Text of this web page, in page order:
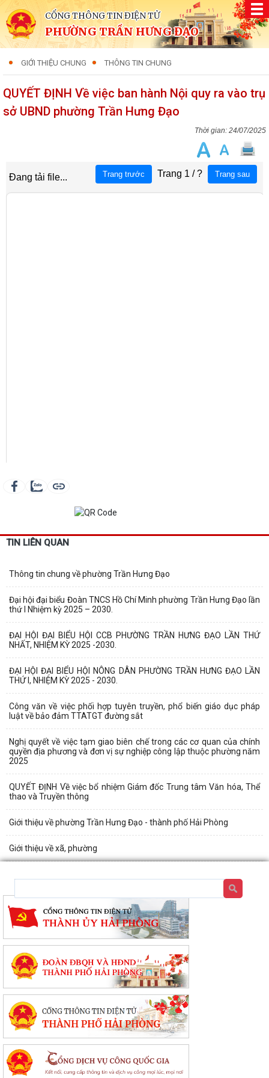
CỔNG THÔNG TIN ĐIỆN TỬ
PHƯỜNG TRẦN HƯNG ĐẠO
GIỚI THIỆU CHUNG THÔNG TIN CHUNG
QUYẾT ĐỊNH Về việc ban hành Nội quy ra vào trụ
sở UBND phường Trần Hưng Đạo
24/07/2025
TIN LIÊN QUAN
Thông tin chung về phường Trần Hưng Đạo
Đại hội đại biểu Đoàn TNCS Hồ Chí Minh phường Trần Hưng Đạo lần
thứ I Nhiệm kỳ 2025 – 2030.
ĐẠI HỘI ĐẠI BIỂU HỘI CCB PHƯỜNG TRẦN HƯNG ĐẠO LẦN THỨ
NHẤT, NHIỆM KỲ 2025 -2030.
ĐẠI HỘI ĐẠI BIỂU HỘI NÔNG DÂN PHƯỜNG TRẦN HƯNG ĐẠO LẦN
THỨ I, NHIỆM KỲ 2025 - 2030.
Công văn về việc phối hợp tuyên truyền, phổ biến giáo dục pháp
luật về bảo đảm TTATGT đường sắt
Nghị quyết về việc tạm giao biên chế trong các cơ quan của chính
quyền địa phương và đơn vị sự nghiệp công lập thuộc phường năm
2025
QUYẾT ĐỊNH Về việc bổ nhiệm Giám đốc Trung tâm Văn hóa, Thể
thao và Truyền thông
Giới thiệu về phường Trần Hưng Đạo - thành phố Hải Phòng
Giới thiệu về xã, phường